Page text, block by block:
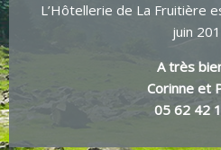
L’Hôtellerie de La Fruitière
juin
A très
Corinne et
05 62 42